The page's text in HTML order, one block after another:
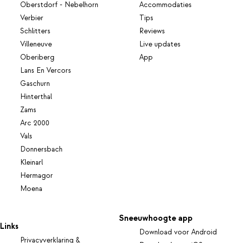
Oberstdorf - Nebelhorn
Verbier
Schlitters
Villeneuve
Oberiberg
Lans En Vercors
Gaschurn
Hinterthal
Zams
Arc 2000
Vals
Donnersbach
Kleinarl
Hermagor
Moena
Accommodaties
Tips
Reviews
Live updates
App
Links
Privacyverklaring &
Sneeuwhoogte app
Download voor Android